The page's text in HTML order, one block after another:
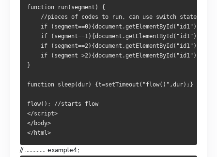
function run(segment) {
    //pieces of codes to run, can use switch statement
if
if
if
if (segment
}
function sleep(dur) {t=setTimeout("flow()",dur);} //
flow(); //starts flow
</script>
</body>
</html>
// .............. example4：